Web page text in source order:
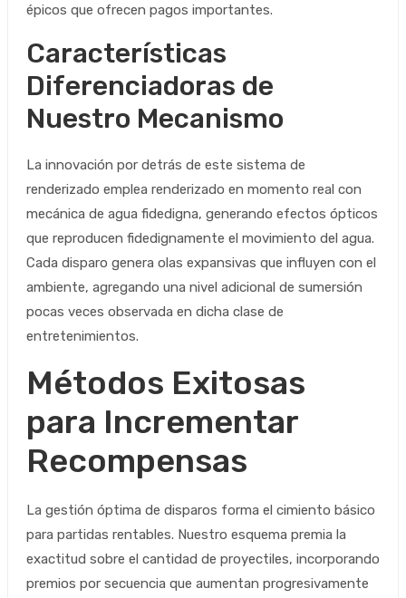
épicos que ofrecen pagos importantes.
Características
Diferenciadoras de
Nuestro Mecanismo
La innovación por detrás de este sistema de
renderizado emplea renderizado en momento real con
mecánica de agua fidedigna, generando efectos ópticos
que reproducen fidedignamente el movimiento del agua.
Cada disparo genera olas expansivas que influyen con el
ambiente, agregando una nivel adicional de sumersión
pocas veces observada en dicha clase de
entretenimientos.
Métodos Exitosas
para Incrementar
Recompensas
La gestión óptima de disparos forma el cimiento básico
para partidas rentables. Nuestro esquema premia la
exactitud sobre el cantidad de proyectiles, incorporando
premios por secuencia que aumentan progresivamente